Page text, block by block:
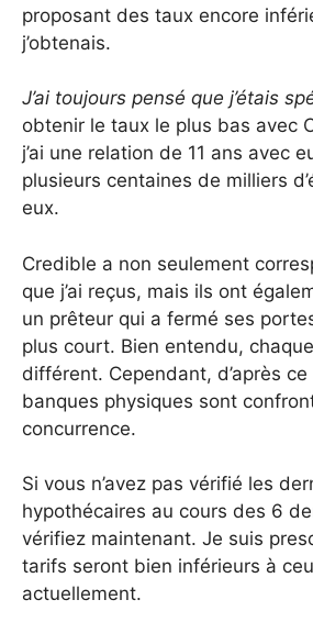
proposant des taux encore
j’obtenais.
J’ai toujours pensé que j’étais
obtenir le taux le plus bas avec
j’ai une relation de 11 ans avec
plusieurs centaines de milliers
eux.
Credible a non seulement
que j’ai reçus, mais ils ont
un prêteur qui a fermé ses
plus court. Bien entendu,
différent. Cependant, d’après ce
banques physiques sont
concurrence.
Si vous n’avez pas vérifié les
hypothécaires au cours des 6
vérifiez maintenant. Je suis
tarifs seront bien inférieurs à
actuellement.